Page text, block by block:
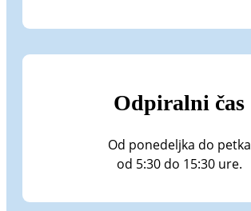
Odpiralni čas
Od ponedeljka do petka
od 5:30 do 15:30 ure.